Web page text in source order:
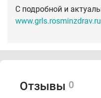
С подробной и
www.grls.rosminzdrav.ru
Отзывы 0